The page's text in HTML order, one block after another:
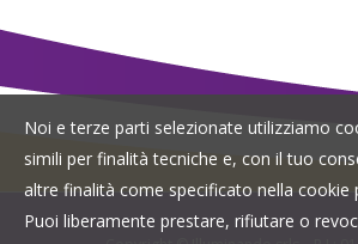
Noi e terze parti selezionate utilizziamo
simili per finalità tecniche e, con il tuo
altre finalità come specificato nella cookie
Puoi liberamente prestare, rifiutare o